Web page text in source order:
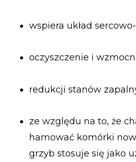
wspiera układ
oczyszczenie i
redukcji stanów
ze względu na to, że
hamować komórki
grzyb stosuje się jako